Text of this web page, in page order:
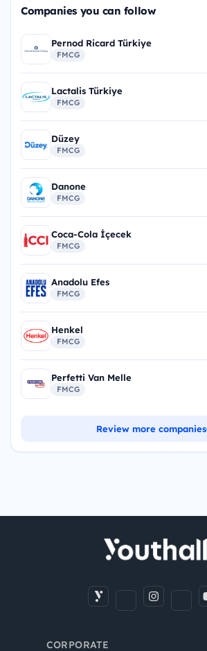
Companies you can follow
Pernod Ricard Türkiye
FMCG
Lactalis Türkiye
FMCG
Düzey
FMCG
Danone
FMCG
Coca-Cola İçecek
FMCG
Anadolu Efes
FMCG
Henkel
FMCG
Perfetti Van Melle
FMCG
Review more companies
CORPORATE